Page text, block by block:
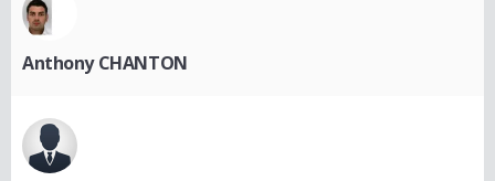
Anthony CHANTON